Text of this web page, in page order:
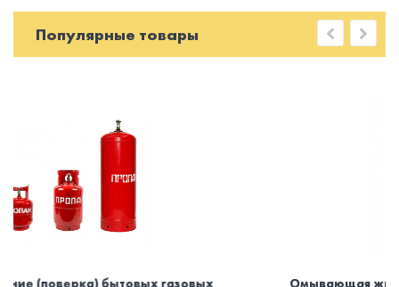
Популярные товары
Омывающая жидкость для машины зимняя -